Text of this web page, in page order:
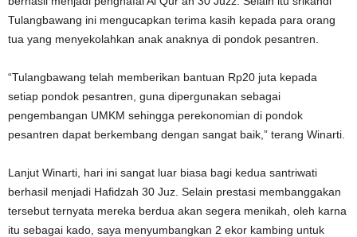
Tulangbawang ini mengucapkan terima kasih kepada para orang
tua yang menyekolahkan anak anaknya di pondok pesantren.
“Tulangbawang telah memberikan bantuan Rp20 juta kepada
setiap pondok pesantren, guna dipergunakan sebagai
pengembangan UMKM sehingga perekonomian di pondok
pesantren dapat berkembang dengan sangat baik,” terang Winarti.
Lanjut Winarti, hari ini sangat luar biasa bagi kedua santriwati
berhasil menjadi Hafidzah 30 Juz. Selain prestasi membanggakan
tersebut ternyata mereka berdua akan segera menikah, oleh karna
itu sebagai kado, saya menyumbangkan 2 ekor kambing untuk